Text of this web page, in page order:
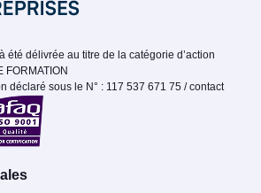
été délivrée au titre de la catégorie d’action
FORMATION
déclaré sous le N° : 117 537 671 75 / contact